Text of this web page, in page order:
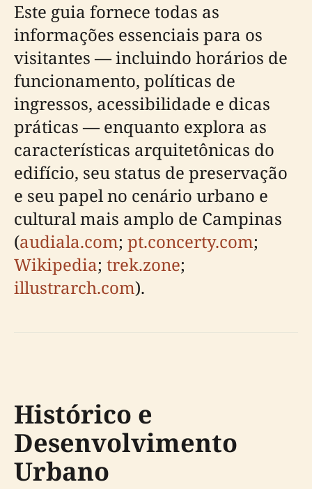
Este guia fornece todas as
informações essenciais para os
visitantes — incluindo horários de
funcionamento, políticas de
ingressos, acessibilidade e dicas
práticas — enquanto explora as
características arquitetônicas do
edifício, seu status de preservação
e seu papel no cenário urbano e
cultural mais amplo de Campinas
(audiala.com; pt.concerty.com;
Wikipedia; trek.zone;
illustrarch.com).
Histórico e
Desenvolvimento
Urbano